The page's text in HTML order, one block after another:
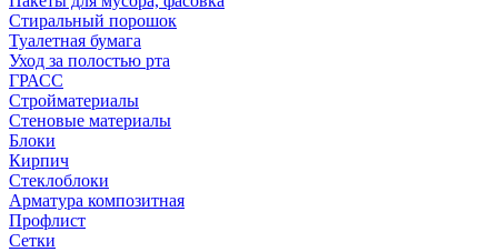
Стиральный порошок
Туалетная бумага
Уход за полостью рта
ГРАСС
Стройматериалы
Стеновые материалы
Блоки
Кирпич
Стеклоблоки
Арматура композитная
Профлист
Сетки